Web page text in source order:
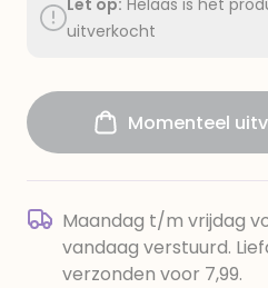
Let op: Helaas is het
uitverkocht
Momenteel
Maandag t/m vrijdag
vandaag verstuurd.
verzonden voor 7,99.